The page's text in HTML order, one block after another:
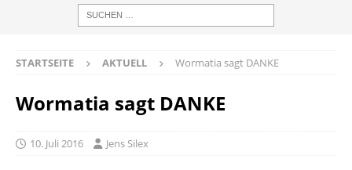
STARTSEITE AKTUELL Wormatia sagt DANKE
Wormatia sagt DANKE
10. Juli 2016 Jens Silex